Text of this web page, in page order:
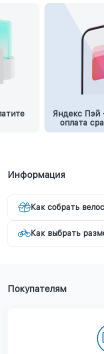
Яндекс Пэй
оплата
Информация
Как собрать
Как выбрать
Покупателям